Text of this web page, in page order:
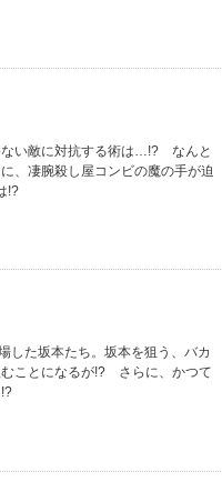
ない敵に対抗する術は…!? なんと
、凄腕殺し屋コンビの魔の手が迫
!?
した坂本たち。坂本を狙う、バカ
ことになるが!? さらに、かつて